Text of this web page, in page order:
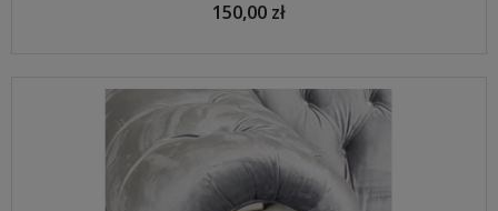
150,00 zł